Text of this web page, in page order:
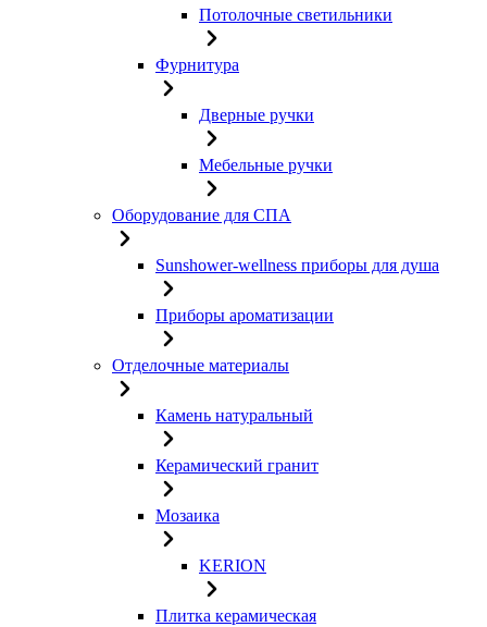
Потолочные светильники
Фурнитура
Дверные ручки
Мебельные ручки
Оборудование для СПА
Sunshower-wellness приборы для душа
Приборы ароматизации
Отделочные материалы
Камень натуральный
Керамический гранит
Мозаика
KERION
Плитка керамическая